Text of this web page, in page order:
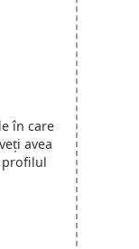
în care
avea
profilul